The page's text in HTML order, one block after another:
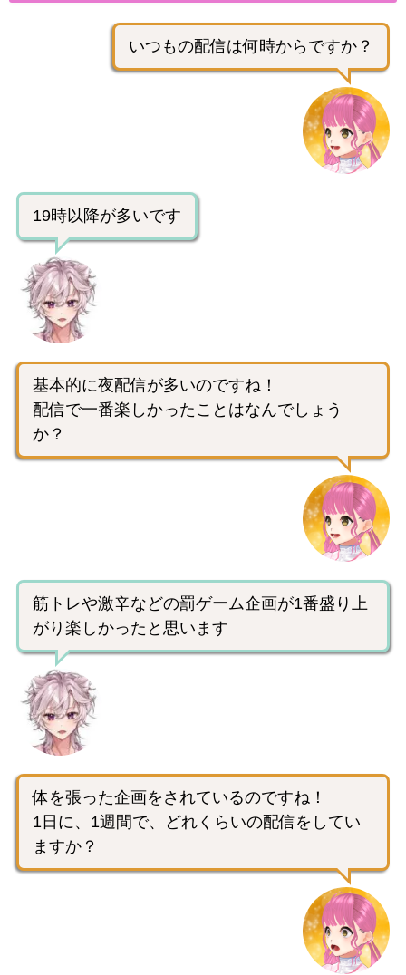
いつもの配信は何時からですか？
19時以降が多いです
基本的に夜配信が多いのですね！
配信で一番楽しかったことはなんでしょう
か？
筋トレや激辛などの罰ゲーム企画が1番盛り上
がり楽しかったと思います
体を張った企画をされているのですね！
1日に、1週間で、どれくらいの配信をしてい
ますか？